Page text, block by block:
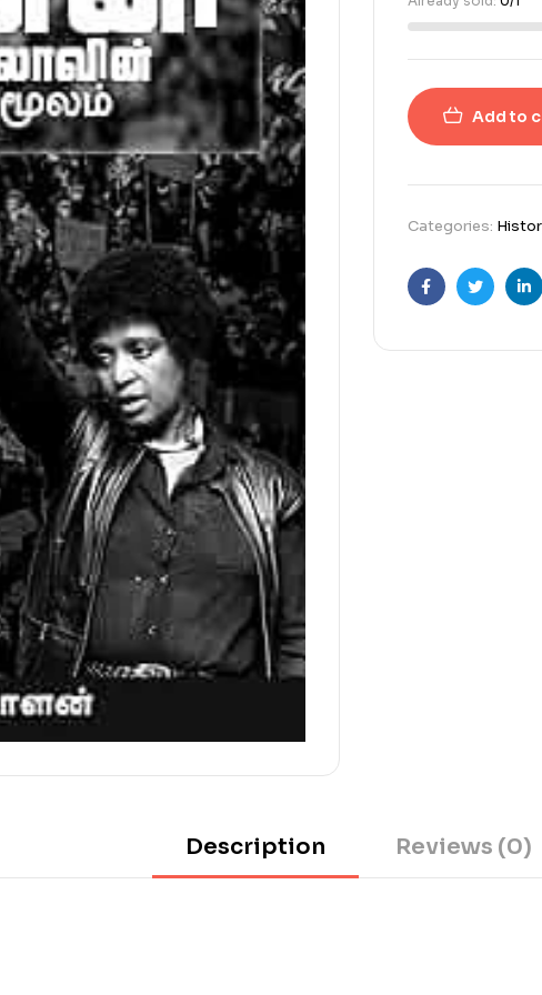
Add to
Categories:
FacebookTwitter
Description Reviews (0)